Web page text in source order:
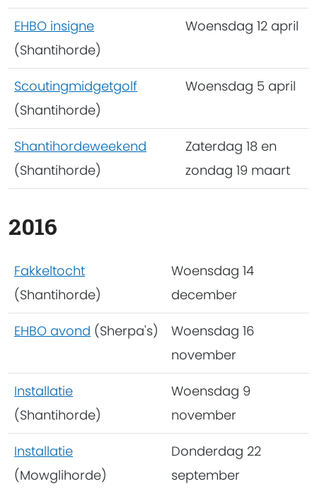
EHBO insigne
(Shantihorde)
Woensdag 12 april
Scoutingmidgetgolf
(Shantihorde)
Woensdag 5 april
Shantihordeweekend
(Shantihorde)
Zaterdag 18 en
zondag 19 maart
2016
Fakkeltocht
(Shantihorde)
Woensdag 14
december
EHBO avond (Sherpa's)
Woensdag 16
november
Installatie
(Shantihorde)
Woensdag 9
november
Installatie
(Mowglihorde)
Donderdag 22
september